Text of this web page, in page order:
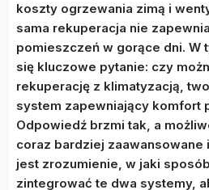
koszty ogrzewania zimą i
sama rekuperacja nie
pomieszczeń w gorące dni. W
się kluczowe pytanie: czy
rekuperację z klimatyzacją,
system zapewniający komfort
Odpowiedź brzmi tak, a
coraz bardziej zaawansowane
jest zrozumienie, w jaki
zintegrować te dwa systemy,